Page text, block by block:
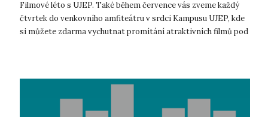
Filmové léto s UJEP. Také během července vás zveme každý
čtvrtek do venkovního amfiteátru v srdci Kampusu UJEP, kde
si můžete zdarma vychutnat promítání atraktivních filmů pod